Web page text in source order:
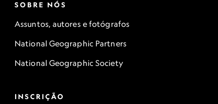
SOBRE NÓS
Assuntos, autores e fotógrafos
National Geographic Partners
National Geographic Society
INSCRIÇÃO